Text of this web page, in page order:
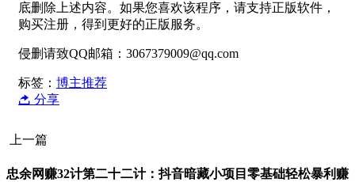
底删除上述内容。如果您喜欢该程序，请支持正版软件，
购买注册，得到更好的正版服务。
侵删请致QQ邮箱：3067379009@qq.com
标签： 博主推荐
分享
上一篇
忠余网赚32计第二十二计：抖音暗藏小项目零基础轻松暴利赚